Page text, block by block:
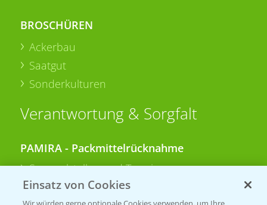
BROSCHÜREN
Ackerbau
Saatgut
Sonderkulturen
Verantwortung & Sorgfalt
PAMIRA - Packmittelrücknahme
Sammelstellen und Termine
PRE - Chemikalien sicher entsorgen
Einsatz von Cookies